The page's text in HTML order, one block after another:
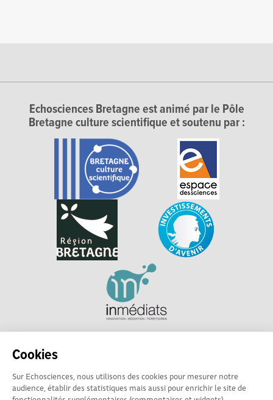
Cookies
Sur Echosciences, nous utilisons des cookies pour mesurer notre
audience, établir des statistiques mais aussi pour enrichir le site de
Echosciences Bretagne est animé par le Pôle
Bretagne culture scientifique et soutenu par :
Explorer, s’exprimer, rentrer en contact : Echosciences
Bretagne est le réseau social des amateurs et passionnés de
sciences et de technologies en Bretagne.
Les contenus sont sous Licence Creative Commons Attribution - Pas d'Utilisation